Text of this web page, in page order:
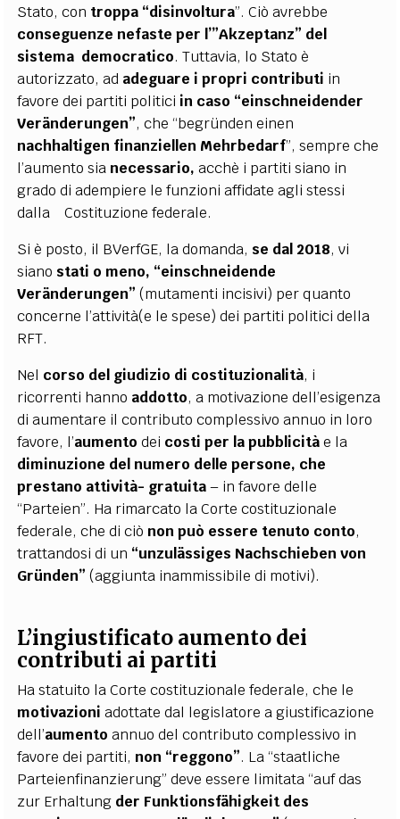
Stato, con troppa “disinvoltura”. Ciò avrebbe
conseguenze nefaste per l’”Akzeptanz” del
sistema democratico. Tuttavia, lo Stato è
autorizzato, ad adeguare i propri contributi in
favore dei partiti politici in caso “einschneidender
Veränderungen”, che “begründen einen
nachhaltigen finanziellen Mehrbedarf”, sempre che
l’aumento sia necessario, acchè i partiti siano in
grado di adempiere le funzioni affidate agli stessi
dalla Costituzione federale.
Si è posto, il BVerfGE, la domanda, se dal 2018, vi
siano stati o meno, “einschneidende
Veränderungen” (mutamenti incisivi) per quanto
concerne l’attività(e le spese) dei partiti politici della
RFT.
Nel corso del giudizio di costituzionalità, i
ricorrenti hanno addotto, a motivazione dell’esigenza
di aumentare il contributo complessivo annuo in loro
favore, l’aumento dei costi per la pubblicitàe la
diminuzione del numero delle persone, che
prestano attività- gratuita– in favore delle
“Parteien”. Ha rimarcato la Corte costituzionale
federale, che di ciò non può essere tenuto conto,
trattandosi di un “unzulässiges Nachschieben von
Gründen” (aggiunta inammissibile di motivi).
L’ingiustificato aumento dei
contributi ai partiti
Ha statuito la Corte costituzionale federale, che le
motivazioniadottate dal legislatore a giustificazione
dell’aumentoannuo del contributo complessivo in
favore dei partiti, non “reggono”. La “staatliche
Parteienfinanzierung” deve essere limitata “auf das
zur Erhaltung der Funktionsfähigkeit des